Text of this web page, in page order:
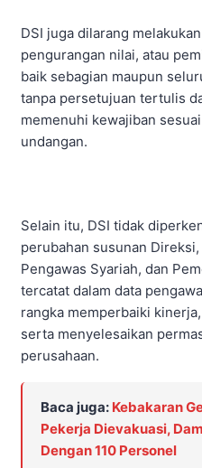
DSI juga dilarang
pengurangan nilai, atau
baik sebagian maupun
tanpa persetujuan tertulis
memenuhi kewajiban
undangan.
Selain itu, DSI tidak
perubahan susunan
Pengawas Syariah, dan
tercatat dalam data
rangka memperbaiki
serta menyelesaikan
perusahaan.
Baca juga: Kebakaran
Pekerja Dievakuasi,
Dengan 110 Personel